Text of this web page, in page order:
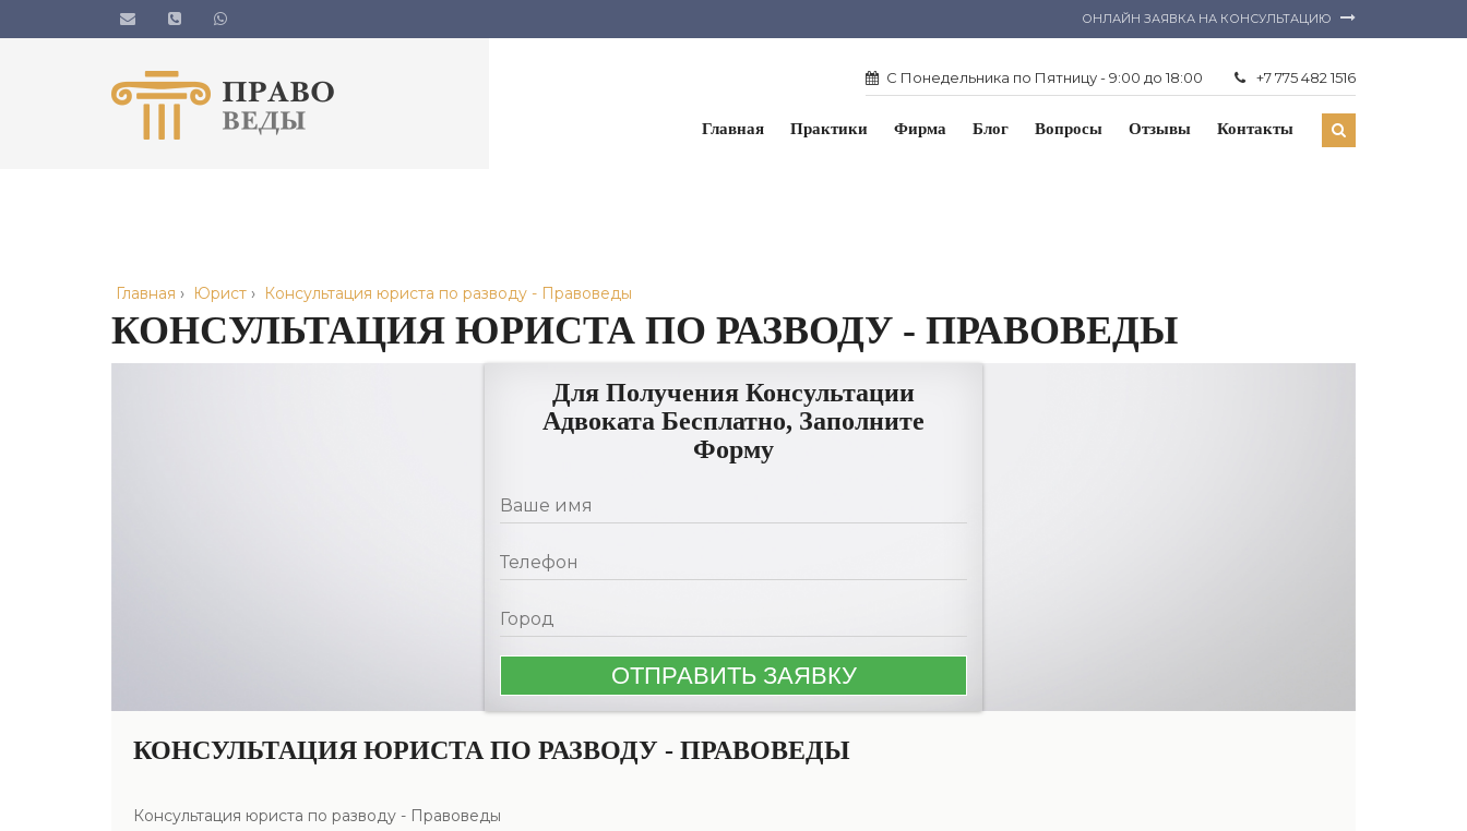
ОНЛАЙН ЗАЯВКА НА КОНСУЛЬТАЦИЮ
С Понедельника по Пятницу - 9:00 до 18:00 +7 775 482 1516
Главная Практики Фирма Блог Вопросы Отзывы Контакты
Главная › Юрист › Консультация юриста по разводу - Правоведы
КОНСУЛЬТАЦИЯ ЮРИСТА ПО РАЗВОДУ - ПРАВОВЕДЫ
Для Получения Консультации
Адвоката Бесплатно, Заполните
Форму
КОНСУЛЬТАЦИЯ ЮРИСТА ПО РАЗВОДУ - ПРАВОВЕДЫ
Консультация юриста по разводу - Правоведы